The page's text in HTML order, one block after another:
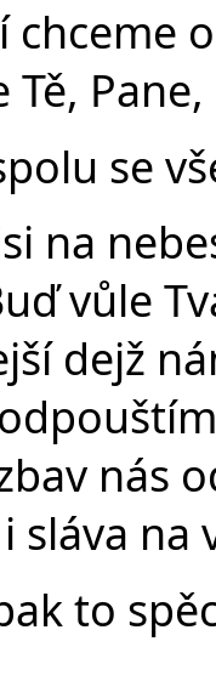
chceme
Tě,
se
na
vůle
dejž
nás
sláva na
to